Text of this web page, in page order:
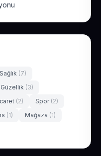
Sağlık (7)
Güzellik (3)
(2) Spor (2)
(1) Mağaza (1)